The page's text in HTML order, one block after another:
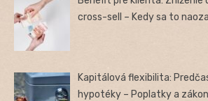
cross-sell – Kedy sa to
Kapitálová flexibilita:
hypotéky – Poplatky a